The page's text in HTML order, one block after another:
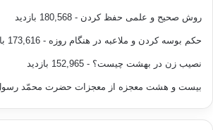
روش صحیح و علمی حفظ کردن - 180,568 بازدید
حکم بوسه کردن و ملاعبه در هنگام روزه - 173,616 بازدید
نصیب زن در بهشت چیست؟ - 152,965 بازدید
بیست و هشت معجزه از معجزات حضرت محمّد رسول